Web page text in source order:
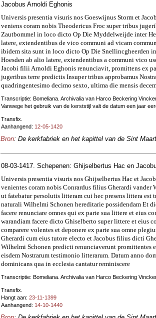
Jacobus Arnoldi Eghonis
Universis presentia visuris nos Goeswijnus Storm et
veniens coram nobis Theodericus Froc super tribus
Zautbommel in loco dicto Op Die Myddelweijde inter
latere, extendentibus de vico communi ad vicam
ibidem sita sunt in loco dicto Op Die Snellincgheerden
Hoesden ab alio latere, extendentibus a communi vico
Jacobi filii Arnoldi Eghonis renunciavit, promittens ex
jugeribus terre predictis Insuper tribus approbamus
quadringentesimo decimo sexto, ultima die mensis
Transcriptie: Bomeliana. Archivalia van Harco Beckering
Vanwege het gebruik van de kerststijl valt de datum een jaar
Transfix.
Aanhangend: 12-05-1420
Bron: De kerkfabriek en het kapittel van de Sint
08-03-1417. Schepenen: Ghijselbertus Hac en
Universis presentia visuris nos Ghijselbertus Hac et
venientes coram nobis Conrardus filius Gherardi
ut fatebatur persolutis litteram cui hec presens littera
naturali Wilhelmi Schonen hereditarie possidendam Et
facere renunciare omnes qui ex parte sua littere et eius
warandiam facere dicto Ghiselberto super littere et eius
comparere volentes et deponere ex parte sua omne
Gherardi cum eius tutore electo et Jacobus filius dicti
Wilhelmi Schonen predicti renunciaverunt promittentes
eisdem Nostrarum testimonio litterarum. Datum anno
dominicans qua in ecclesia cantatur reminiscere
Transcriptie: Bomeliana. Archivalia van Harco Beckering
Transfix.
Hangt aan: 23-11-1399
Aanhangend: 14-10-1440